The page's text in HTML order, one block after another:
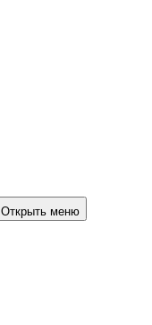
Открыть меню